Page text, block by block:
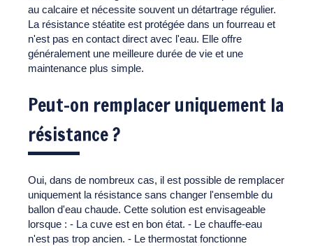
au calcaire et nécessite souvent un détartrage régulier.
La résistance stéatite est protégée dans un fourreau et
n'est pas en contact direct avec l'eau. Elle offre
généralement une meilleure durée de vie et une
maintenance plus simple.
Peut-on remplacer uniquement la
résistance ?
Oui, dans de nombreux cas, il est possible de remplacer
uniquement la résistance sans changer l'ensemble du
ballon d'eau chaude. Cette solution est envisageable
lorsque : - La cuve est en bon état. - Le chauffe-eau
n'est pas trop ancien. - Le thermostat fonctionne